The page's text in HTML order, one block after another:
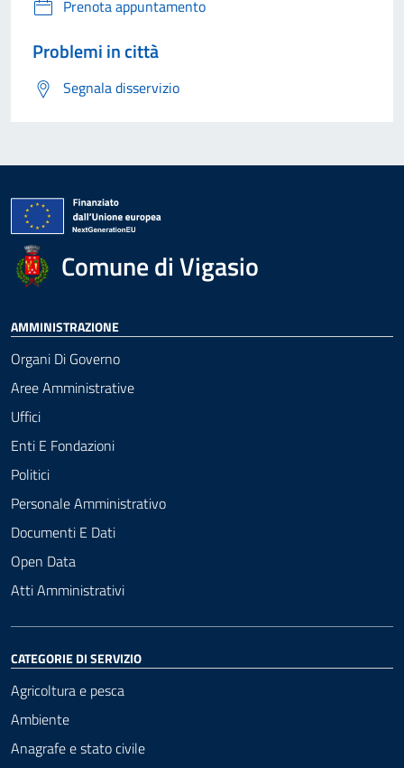
Prenota appuntamento
Problemi in città
Segnala disservizio
Comune di Vigasio
AMMINISTRAZIONE
Organi Di Governo
Aree Amministrative
Uffici
Enti E Fondazioni
Politici
Personale Amministrativo
Documenti E Dati
Open Data
Atti Amministrativi
CATEGORIE DI SERVIZIO
Agricoltura e pesca
Ambiente
Anagrafe e stato civile